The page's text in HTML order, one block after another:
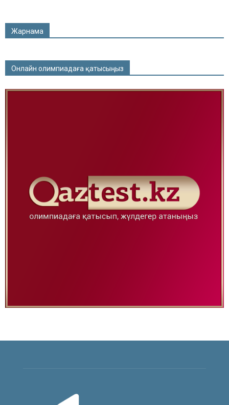
Жарнама
Онлайн олимпиадаға қатысыңыз